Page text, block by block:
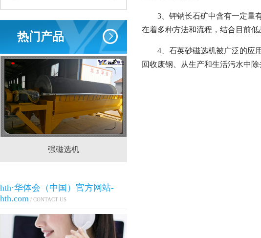
热门产品
强磁选机
hth·华体会（中国）官方网站-
hth.com / CONTACT US
3、钾钠长石矿中含有一定量
在着多种方法和流程，结合目前
4、石英砂磁选机被广泛的应
回收废钢、从生产和生活污水中除